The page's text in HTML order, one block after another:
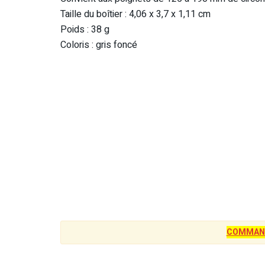
Taille du boîtier : 4,06 x 3,7 x 1,11 cm
Poids : 38 g
Coloris : gris foncé